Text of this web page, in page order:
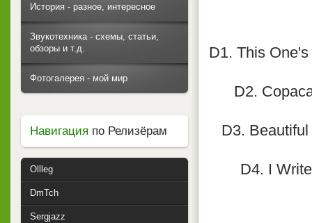
D1. This
D2.
D3.
D4. I
История - разное, интересное
Звукотехника - схемы, статьи,
обзоры и т.д.
Фотогалерея - мой мир
Навигация по Релизёрам
Ollleg
DmTch
Sergjazz